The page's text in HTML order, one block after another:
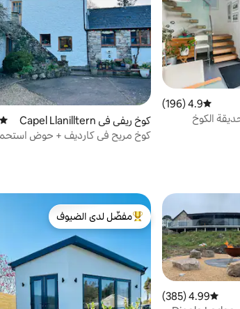
متوسط التقييم 4.9 من 5، 196 مراجعات
4.9 (196)
الكوخ
كوخ ريفي في Capel Llanilltern
كوخ مريح في كارديف + حوض
الضيوف
متوسط التقييم 4.99 من 5، 385 مراجعات
4.99 (385)
من أبرز البيوت المفضّلة لدى الضيوف
مفضّل لدى الضيوف